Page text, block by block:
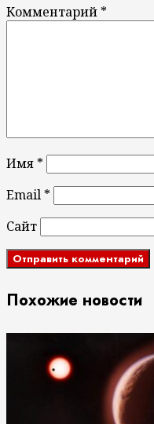
Комментарий *
Имя *
Email *
Сайт
Похожие новости